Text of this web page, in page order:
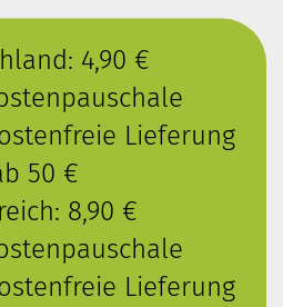
4,90 €
Lieferung
50 €
8,90 €
Lieferung